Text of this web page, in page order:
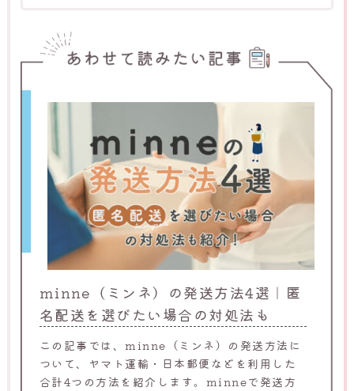
minne（ミンネ）の発送方法4選｜匿
名配送を選びたい場合の対処法も
この記事では、minne（ミンネ）の発送方法に
ついて、ヤマト運輸・日本郵便などを利用した
合計4つの方法を紹介します。minneで発送方